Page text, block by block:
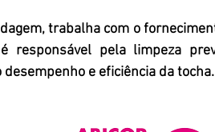
trabalha com o
responsável pela limpeza
e eficiência da tocha.